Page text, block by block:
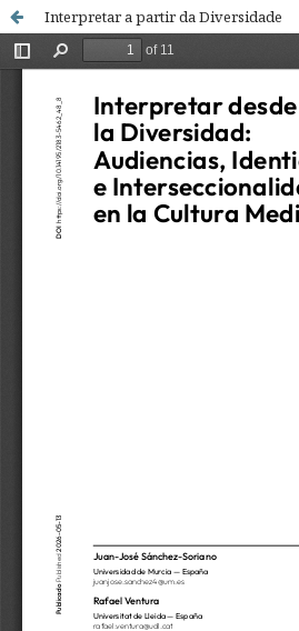
Interpretar a partir da Diversidade